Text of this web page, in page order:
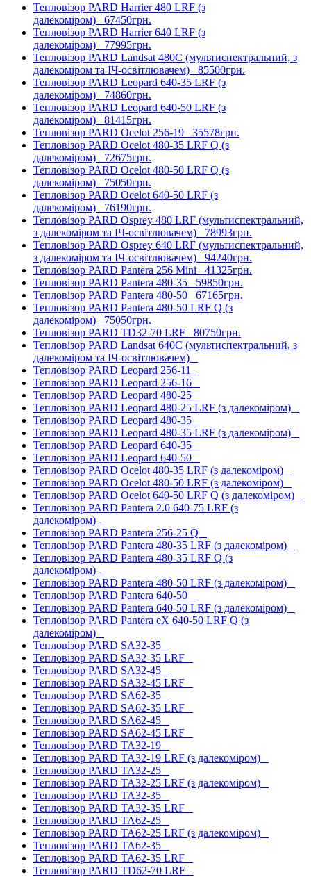
Тепловізор PARD Harrier 480 LRF (з
далекоміром) 67450грн.
Тепловізор PARD Harrier 640 LRF (з
далекоміром) 77995грн.
Тепловізор PARD Landsat 480C (мультиспектральний, з
далекоміром та ІЧ-освітлювачем) 85500грн.
Тепловізор PARD Leopard 640-35 LRF (з
далекоміром) 74860грн.
Тепловізор PARD Leopard 640-50 LRF (з
далекоміром) 81415грн.
Тепловізор PARD Ocelot 256-19 35578грн.
Тепловізор PARD Ocelot 480-35 LRF Q (з
далекоміром) 72675грн.
Тепловізор PARD Ocelot 480-50 LRF Q (з
далекоміром) 75050грн.
Тепловізор PARD Ocelot 640-50 LRF (з
далекоміром) 76190грн.
Тепловізор PARD Osprey 480 LRF (мультиспектральний,
з далекоміром та ІЧ-освітлювачем) 78993грн.
Тепловізор PARD Osprey 640 LRF (мультиспектральний,
з далекоміром та ІЧ-освітлювачем) 94240грн.
Тепловізор PARD Pantera 256 Mini 41325грн.
Тепловізор PARD Pantera 480-35 59850грн.
Тепловізор PARD Pantera 480-50 67165грн.
Тепловізор PARD Pantera 480-50 LRF Q (з
далекоміром) 75050грн.
Тепловізор PARD TD32-70 LRF 80750грн.
Тепловізор PARD Landsat 640C (мультиспектральний, з
далекоміром та ІЧ-освітлювачем)
Тепловізор PARD Leopard 256-11
Тепловізор PARD Leopard 256-16
Тепловізор PARD Leopard 480-25
Тепловізор PARD Leopard 480-25 LRF (з далекоміром)
Тепловізор PARD Leopard 480-35
Тепловізор PARD Leopard 480-35 LRF (з далекоміром)
Тепловізор PARD Leopard 640-35
Тепловізор PARD Leopard 640-50
Тепловізор PARD Ocelot 480-35 LRF (з далекоміром)
Тепловізор PARD Ocelot 480-50 LRF (з далекоміром)
Тепловізор PARD Ocelot 640-50 LRF Q (з далекоміром)
Тепловізор PARD Pantera 2.0 640-75 LRF (з
далекоміром)
Тепловізор PARD Pantera 256-25 Q
Тепловізор PARD Pantera 480-35 LRF (з далекоміром)
Тепловізор PARD Pantera 480-35 LRF Q (з
далекоміром)
Тепловізор PARD Pantera 480-50 LRF (з далекоміром)
Тепловізор PARD Pantera 640-50
Тепловізор PARD Pantera 640-50 LRF (з далекоміром)
Тепловізор PARD Pantera eX 640-50 LRF Q (з
далекоміром)
Тепловізор PARD SA32-35
Тепловізор PARD SA32-35 LRF
Тепловізор PARD SA32-45
Тепловізор PARD SA32-45 LRF
Тепловізор PARD SA62-35
Тепловізор PARD SA62-35 LRF
Тепловізор PARD SA62-45
Тепловізор PARD SA62-45 LRF
Тепловізор PARD TA32-19
Тепловізор PARD TA32-19 LRF (з далекоміром)
Тепловізор PARD TA32-25
Тепловізор PARD TA32-25 LRF (з далекоміром)
Тепловізор PARD TA32-35
Тепловізор PARD TA32-35 LRF
Тепловізор PARD TA62-25
Тепловізор PARD TA62-25 LRF (з далекоміром)
Тепловізор PARD TA62-35
Тепловізор PARD TA62-35 LRF
Тепловізор PARD TD62-70 LRF